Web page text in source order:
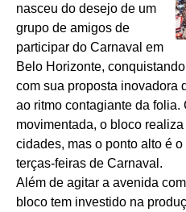
nasceu do desejo de um
grupo de amigos de
participar do Carnaval em
Belo Horizonte,
com sua proposta inovadora
ao ritmo contagiante da folia.
movimentada, o bloco
cidades, mas o ponto alto é
terças-feiras de Carnaval.
Além de agitar a avenida
bloco tem investido na